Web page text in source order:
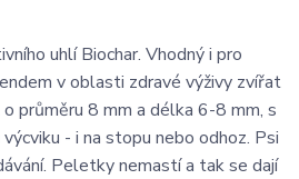
uhlí Biochar. Vhodný i pro
v oblasti zdravé výživy zvířat
průměru 8 mm a délka 6-8 mm, s
- i na stopu nebo odhoz. Psi
Peletky nemastí a tak se dají